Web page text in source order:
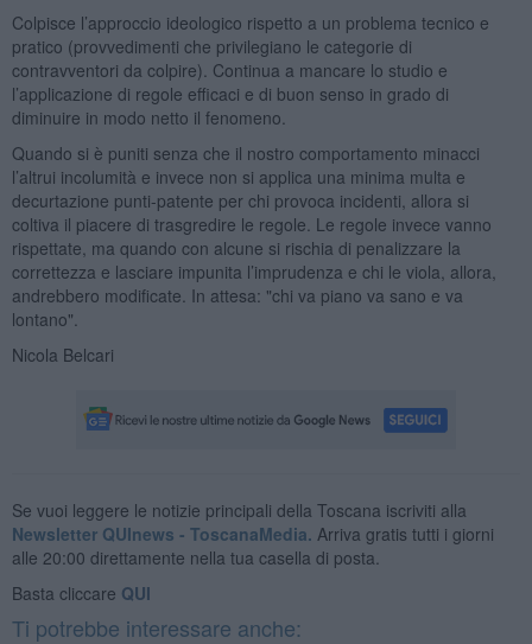
Colpisce l’approccio ideologico rispetto a un problema tecnico e
pratico (provvedimenti che privilegiano le categorie di
contravventori da colpire). Continua a mancare lo studio e
l’applicazione di regole efficaci e di buon senso in grado di
diminuire in modo netto il fenomeno.
Quando si è puniti senza che il nostro comportamento minacci
l’altrui incolumità e invece non si applica una minima multa e
decurtazione punti-patente per chi provoca incidenti, allora si
coltiva il piacere di trasgredire le regole. Le regole invece vanno
rispettate, ma quando con alcune si rischia di penalizzare la
correttezza e lasciare impunita l’imprudenza e chi le viola, allora,
andrebbero modificate. In attesa: "chi va piano va sano e va
lontano".
Nicola Belcari
Se vuoi leggere le notizie principali della Toscana iscriviti alla
Newsletter QUInews - ToscanaMedia. Arriva gratis tutti i giorni
alle 20:00 direttamente nella tua casella di posta.
Basta cliccare QUI
Ti potrebbe interessare anche: